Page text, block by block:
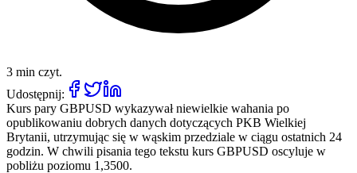
3 min czyt.
Udostępnij:
Kurs pary GBPUSD wykazywał niewielkie wahania po
opublikowaniu dobrych danych dotyczących PKB Wielkiej
Brytanii, utrzymując się w wąskim przedziale w ciągu ostatnich 24
godzin. W chwili pisania tego tekstu kurs GBPUSD oscyluje w
pobliżu poziomu 1,3500.